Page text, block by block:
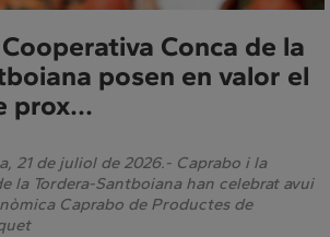
Conca de la
posen en valor el
prox...
21 de juliol de 2026.- Caprabo i la
la Tordera-Santboiana han celebrat avui
Caprabo de Productes de